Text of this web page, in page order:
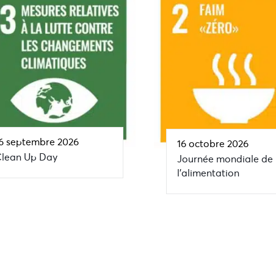
septembre 2026
Up Day
16 octobre 2026
Journée mondiale de
l’alimentation